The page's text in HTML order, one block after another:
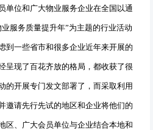
单位和广大物业服务企业在全国以通
服务质量提升年”为主题的行业活动
到一些省市和很多企业近年来开展的
呈现了百花齐放的格局，都收获了很
的开展专门发文部署了，而采取利用
邀请先行先试的地区和企业将他们的
区、广大会员单位与企业结合本地和